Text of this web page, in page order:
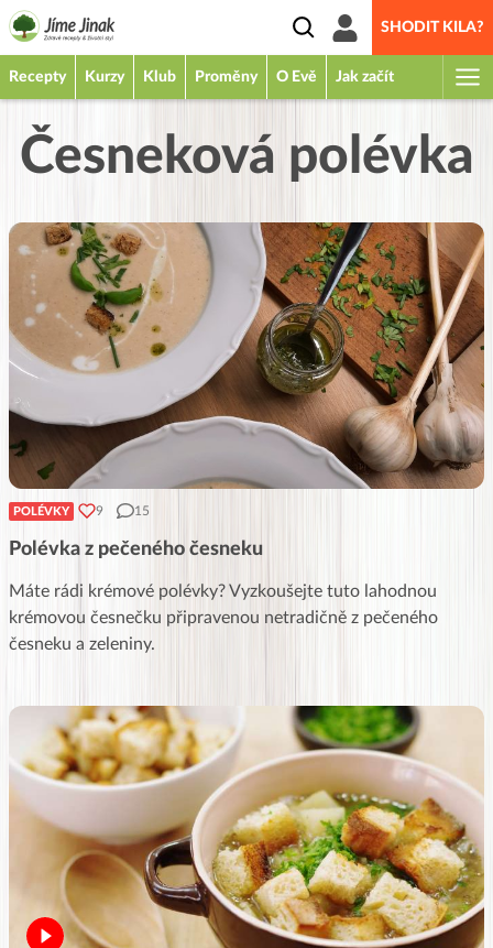
SHODIT KILA?
Recepty Kurzy Klub Proměny O Evě Jak začít
Česneková polévka
POLÉVKY 9 15
Polévka z pečeného česneku
Máte rádi krémové polévky? Vyzkoušejte tuto lahodnou
krémovou česnečku připravenou netradičně z pečeného
česneku a zeleniny.